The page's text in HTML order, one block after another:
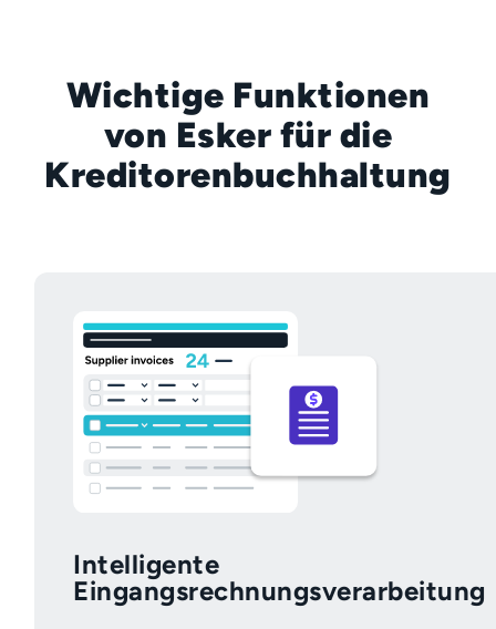
Wichtige Funktionen
von Esker für die
Kreditorenbuchhaltung
Intelligente
Eingangsrechnungsverarbeitung